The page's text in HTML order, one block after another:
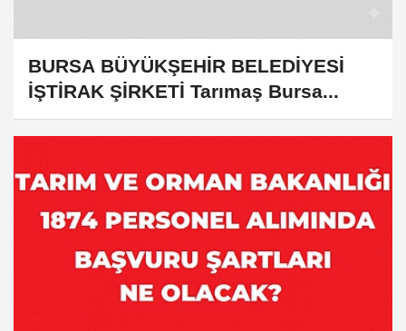
BURSA BÜYÜKŞEHİR BELEDİYESİ
İŞTİRAK ŞİRKETİ Tarımaş Bursa...